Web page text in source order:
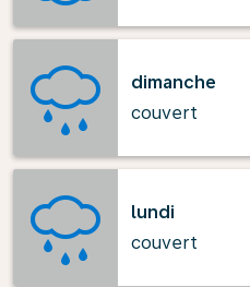
dimanche
couvert
lundi
couvert